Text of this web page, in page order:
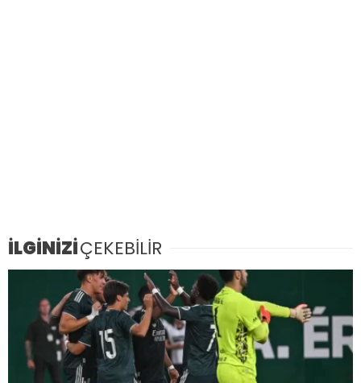
İLGİNİZİÇEKEBİLİR